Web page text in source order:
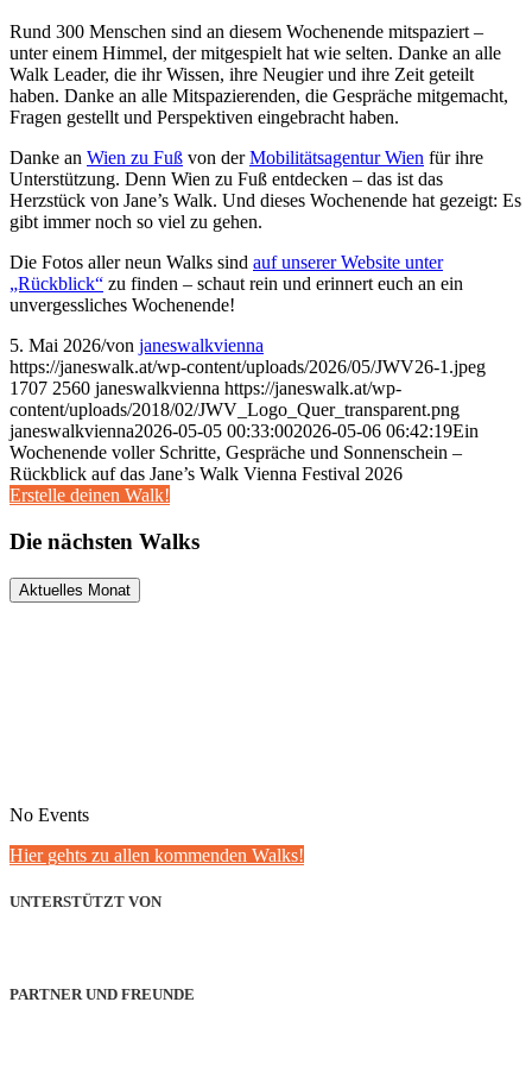
Rund 300 Menschen sind an diesem Wochenende mitspaziert –
unter einem Himmel, der mitgespielt hat wie selten. Danke an alle
Walk Leader, die ihr Wissen, ihre Neugier und ihre Zeit geteilt
haben. Danke an alle Mitspazierenden, die Gespräche mitgemacht,
Fragen gestellt und Perspektiven eingebracht haben.
Danke an Wien zu Fuß von derMobilitätsagentur Wien für ihre
Unterstützung. Denn Wien zu Fuß entdecken – das ist das
Herzstück von Jane’s Walk. Und dieses Wochenende hat gezeigt: Es
gibt immer noch so viel zu gehen.
Die Fotos aller neun Walks sind auf unserer Website unter
„Rückblick“ zu finden – schaut rein und erinnert euch an ein
unvergessliches Wochenende!
5. Mai 2026/von janeswalkvienna
https://janeswalk.at/wp-content/uploads/2026/05/JWV26-1.jpeg
1707 2560 janeswalkvienna https://janeswalk.at/wp-
content/uploads/2018/02/JWV_Logo_Quer_transparent.png
janeswalkvienna2026-05-05 00:33:002026-05-06 06:42:19Ein
Wochenende voller Schritte, Gespräche und Sonnenschein –
Rückblick auf das Jane’s Walk Vienna Festival 2026
Erstelle deinen Walk!
Die nächsten Walks
Aktuelles Monat
No Events
Hier gehts zu allen kommenden Walks!
UNTERSTÜTZT VON
PARTNER UND FREUNDE